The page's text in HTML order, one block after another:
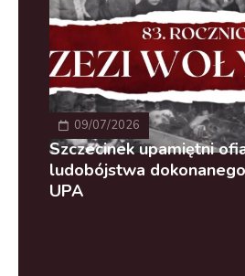
09/07/2026
Szczecinek upamiętni
ludobójstwa
UPA